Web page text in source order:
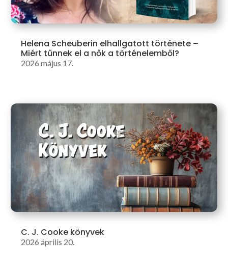
Helena Scheuberin elhallgatott története –
Miért tűnnek el a nők a történelemből?
2026 május 17.
C. J. Cooke könyvek
2026 április 20.